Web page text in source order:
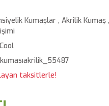
Kumaşlar ,Akrilik Kumaş
taksitlerle!